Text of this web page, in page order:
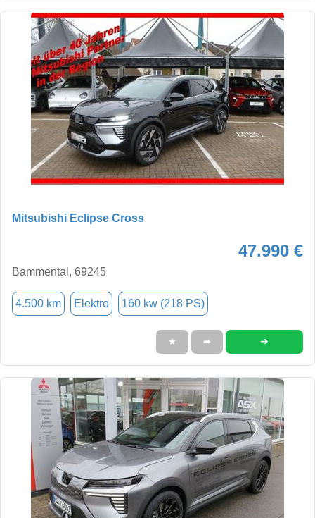
Mitsubishi Eclipse Cross
47.990 €
Bammental, 69245
4.500 km Elektro 160 kw (218 PS)
★ ➦ ➜